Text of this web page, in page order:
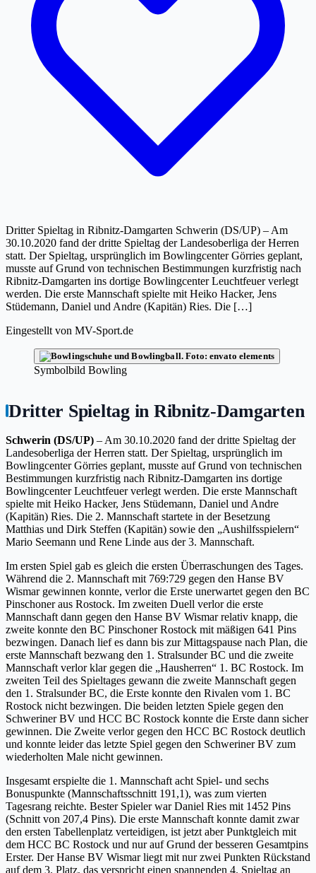
Dritter Spieltag in Ribnitz-Damgarten Schwerin (DS/UP) – Am
30.10.2020 fand der dritte Spieltag der Landesoberliga der Herren
statt. Der Spieltag, ursprünglich im Bowlingcenter Görries geplant,
musste auf Grund von technischen Bestimmungen kurzfristig nach
Ribnitz-Damgarten ins dortige Bowlingcenter Leuchtfeuer verlegt
werden. Die erste Mannschaft spielte mit Heiko Hacker, Jens
Stüdemann, Daniel und Andre (Kapitän) Ries. Die […]
Eingestellt von MV-Sport.de
Symbolbild Bowling
Dritter Spieltag in Ribnitz-Damgarten
Schwerin (DS/UP) – Am 30.10.2020 fand der dritte Spieltag der
Landesoberliga der Herren statt. Der Spieltag, ursprünglich im
Bowlingcenter Görries geplant, musste auf Grund von technischen
Bestimmungen kurzfristig nach Ribnitz-Damgarten ins dortige
Bowlingcenter Leuchtfeuer verlegt werden. Die erste Mannschaft
spielte mit Heiko Hacker, Jens Stüdemann, Daniel und Andre
(Kapitän) Ries. Die 2. Mannschaft startete in der Besetzung
Matthias und Dirk Steffen (Kapitän) sowie den „Aushilfsspielern“
Mario Seemann und Rene Linde aus der 3. Mannschaft.
Im ersten Spiel gab es gleich die ersten Überraschungen des Tages.
Während die 2. Mannschaft mit 769:729 gegen den Hanse BV
Wismar gewinnen konnte, verlor die Erste unerwartet gegen den BC
Pinschoner aus Rostock. Im zweiten Duell verlor die erste
Mannschaft dann gegen den Hanse BV Wismar relativ knapp, die
zweite konnte den BC Pinschoner Rostock mit mäßigen 641 Pins
bezwingen. Danach lief es dann bis zur Mittagspause nach Plan, die
erste Mannschaft bezwang den 1. Stralsunder BC und die zweite
Mannschaft verlor klar gegen die „Hausherren“ 1. BC Rostock. Im
zweiten Teil des Spieltages gewann die zweite Mannschaft gegen
den 1. Stralsunder BC, die Erste konnte den Rivalen vom 1. BC
Rostock nicht bezwingen. Die beiden letzten Spiele gegen den
Schweriner BV und HCC BC Rostock konnte die Erste dann sicher
gewinnen. Die Zweite verlor gegen den HCC BC Rostock deutlich
und konnte leider das letzte Spiel gegen den Schweriner BV zum
wiederholten Male nicht gewinnen.
Insgesamt erspielte die 1. Mannschaft acht Spiel- und sechs
Bonuspunkte (Mannschaftsschnitt 191,1), was zum vierten
Tagesrang reichte. Bester Spieler war Daniel Ries mit 1452 Pins
(Schnitt von 207,4 Pins). Die erste Mannschaft konnte damit zwar
den ersten Tabellenplatz verteidigen, ist jetzt aber Punktgleich mit
dem HCC BC Rostock und nur auf Grund der besseren Gesamtpins
Erster. Der Hanse BV Wismar liegt mit nur zwei Punkten Rückstand
auf dem 3. Platz, das verspricht einen spannenden 4. Spieltag an